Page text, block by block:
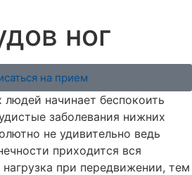
ног
на прием
начинает беспокоить
заболевания нижних
не удивительно ведь
приходится вся
при передвижении, тем